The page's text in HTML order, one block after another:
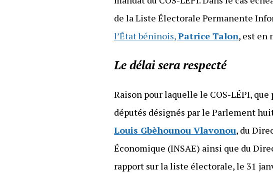
de la Liste Électorale Permanente
l’État béninois,Patrice Talon, est en
Le délai sera respecté
Raison pour laquelle le COS-LÉPI,
députés désignés par le Parlement
Louis Gbèhounou Vlavonou, du
Économique (INSAE) ainsi que du
rapport sur la liste électorale, le 31